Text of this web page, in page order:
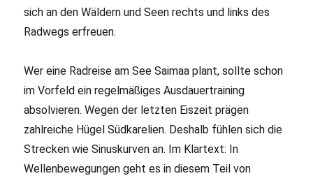
sich an den Wäldern und Seen rechts und links des
Radwegs erfreuen.
Wer eine Radreise am See Saimaa plant, sollte schon
im Vorfeld ein regelmäßiges Ausdauertraining
absolvieren. Wegen der letzten Eiszeit prägen
zahlreiche Hügel Südkarelien. Deshalb fühlen sich die
Strecken wie Sinuskurven an. Im Klartext: In
Wellenbewegungen geht es in diesem Teil von